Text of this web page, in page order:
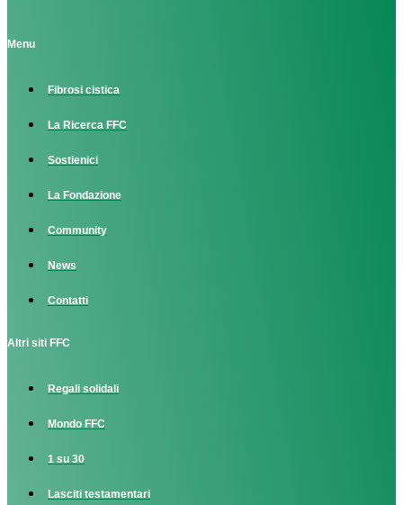
Menu
Fibrosi cistica
La Ricerca FFC
Sostienici
La Fondazione
Community
News
Contatti
Altri siti FFC
Regali solidali
Mondo FFC
1 su 30
Lasciti testamentari